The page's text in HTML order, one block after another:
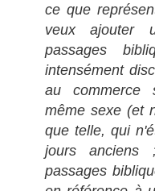
ce que
veux ajouter
passages
intensément
au commerce
même sexe (et
que telle, qui
jours anciens
passages